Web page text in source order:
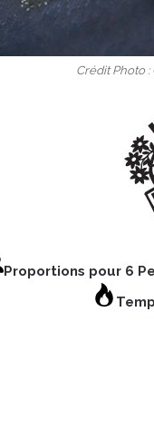
Crédit Photo :
Proportions pour 6